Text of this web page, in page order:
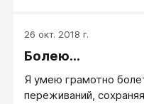
26 окт. 2018 г.
Болею...
Я умею грамотно
переживаний,